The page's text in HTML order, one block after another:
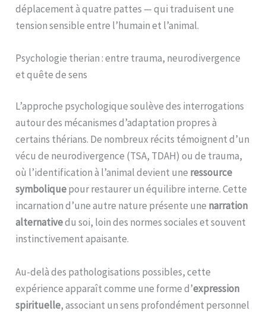
déplacement à quatre pattes — qui traduisent une
tension sensible entre l’humain et l’animal.
Psychologie therian : entre trauma, neurodivergence
et quête de sens
L’approche psychologique soulève des interrogations
autour des mécanismes d’adaptation propres à
certains thérians. De nombreux récits témoignent d’un
vécu de neurodivergence (TSA, TDAH) ou de trauma,
où l’identification à l’animal devient une ressource
symboliquepour restaurer un équilibre interne. Cette
incarnation d’une autre nature présente une narration
alternativedu soi, loin des normes sociales et souvent
instinctivement apaisante.
Au-delà des pathologisations possibles, cette
expérience apparaît comme une forme d’expression
spirituelle, associant un sens profondément personnel